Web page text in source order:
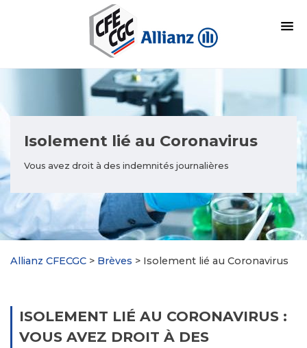
Isolement lié au Coronavirus
Vous avez droit à des indemnités journalières
Allianz CFECGC > Brèves > Isolement lié au Coronavirus
ISOLEMENT LIÉ AU CORONAVIRUS :
VOUS AVEZ DROIT À DES